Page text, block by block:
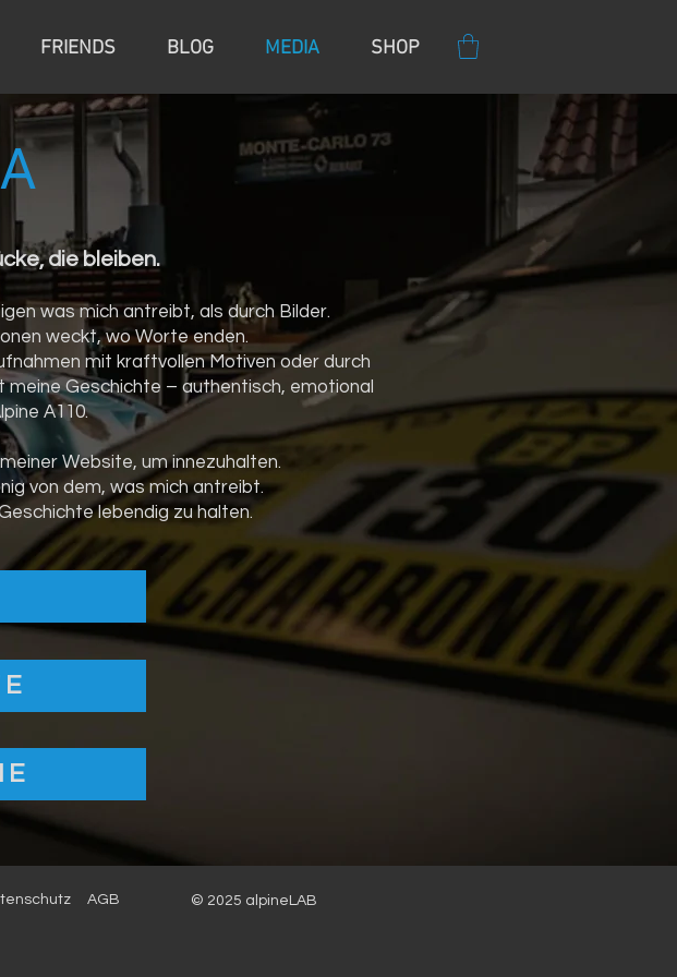
FRIENDS BLOG MEDIA SHOP
die bleiben.
was mich antreibt, als durch Bilder.
weckt, wo Worte enden.
mit kraftvollen Motiven oder durch
Geschichte – authentisch, emotional
A110.
Website, um innezuhalten.
von dem, was mich antreibt.
lebendig zu halten.
AGB © 2025 alpineLAB